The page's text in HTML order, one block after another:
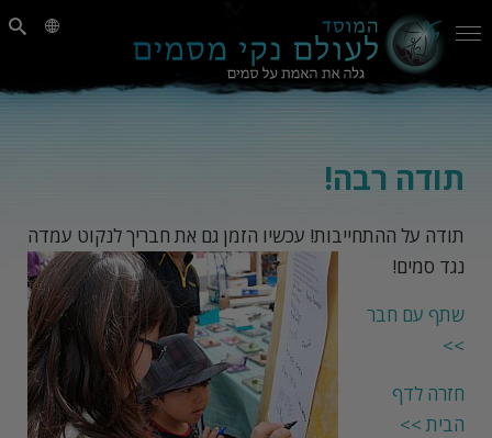
תודה רבה!
תודה על ההתחייבות! עכשיו הזמן גם את חבריך לנקוט עמדה
נגד סמים!
שתף עם חבר
>>
חזרה לדף
הבית >>